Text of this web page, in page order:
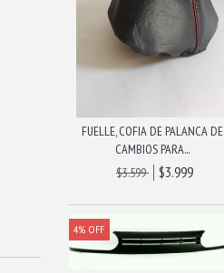
FUELLE, COFIA DE PALANCA DE
CAMBIOS PARA...
$3.599
$3.999
4%OFF